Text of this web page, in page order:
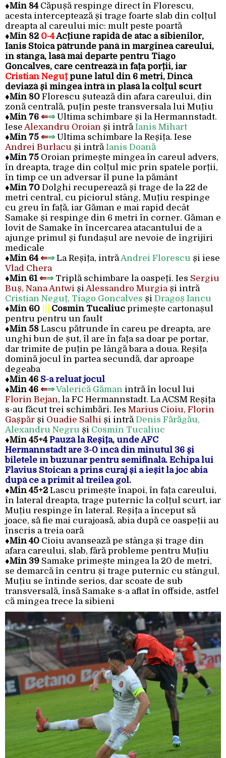
♦Min 84Căpușă respinge direct în Florescu,
acesta interceptează și trage foarte slab din colțul
dreapta al careului mic: mult peste poartă
♦Min 82 0-4Acțiune rapidă de atac a sibienilor,
Ianis Stoica pătrunde până în marginea careului,
în stânga, lasă mai departe pentru Tiago
Goncalves, care centrează în fața porții, iar
Cristian Neguțpune latul din 6 metri, Dincă
deviază și mingea intră în plasă la colțul scurt
♦Min 80 Florescu șutează din afara careului, din
zonă centrală, puțin peste transversala lui Muțiu
♦Min 76 ⇐⇒ Ultima schimbare și la Hermannstadt.
Iese Alexandru Oroian și intrăIanis Mihart
♦Min 75 ⇐⇒ Ultima schimbare la Reșița. Iese
Andrei Burlacu și intrăIanis Doană
♦Min 75 Oroian primește mingea în careul advers,
în dreapta, trage din colțul mic prin spatele porții,
în timp ce un adversar îl pune la pământ
♦Min 70 Dolghi recuperează și trage de la 22 de
metri central, cu piciorul stâng, Muțiu respinge
cu greu în față, iar Găman e mai rapid decât
Samake și respinge din 6 metri în corner. Găman e
lovit de Samake în încercarea atacantului de a
ajunge primul și fundașul are nevoie de îngrijiri
medicale
♦Min 64⇐⇒ La Reșița, intrăAndrei Florescu și iese
Vlad Chera
♦Min 61⇐⇒ Triplă schimbare la oaspeți. Ies Sergiu
Buș, Nana Antwi și Alessandro Murgiași intră
Cristian Neguț, Tiago Goncalves și Dragoș Iancu
♦Min 60 Cosmin Tucaliuc primește cartonașul
pentru pentru un fault
♦Min 58 Lascu pătrunde în careu pe dreapta, are
unghi bun de șut, îl are în fața sa doar pe portar,
dar trimite de puțin pe lângă bara a doua. Reșița
domină jocul în partea secundă, dar aproape
degeaba
♦Min 46 S-a reluat jocul
♦Min 46 ⇐⇒Valerică Găman intră în locul lui
Florin Bejan, la FC Hermannstadt. La ACSM Reșița
s-au făcut trei schimbări. Ies Marius Cioiu, Florin
Gașpăr și Ouadie Salhi și intrăDenis Fărăgău,
Alexandru Negru și Cosmin Tucaliuc
♦Min 45+4Pauză la Reșița, unde AFC
Hermannstadt are 3-0 încă din minutul 36 și
biletele în buzunar pentru semifinală. Echipa lui
Flavius Stoican a prins curaj și a ieșit la joc abia
după ce a primit al treilea gol.
♦Min 45+2 Lascu primește înapoi, în fața careului,
în lateral dreapta, trage puternic la colțul scurt, iar
Muțiu respinge în lateral. Reșița a început să
joace, să fie mai curajoasă, abia după ce oaspeții au
înscris a treia oară
♦Min 40 Cioiu avansează pe stânga și trage din
afara careului, slab, fără probleme pentru Muțiu
♦Min 39 Samake primește mingea la 20 de metri,
se demarcă în centru și trage puternic cu stângul,
Muțiu se întinde serios, dar scoate de sub
transversală, însă Samake s-a aflat în offside, astfel
că mingea trece la sibieni